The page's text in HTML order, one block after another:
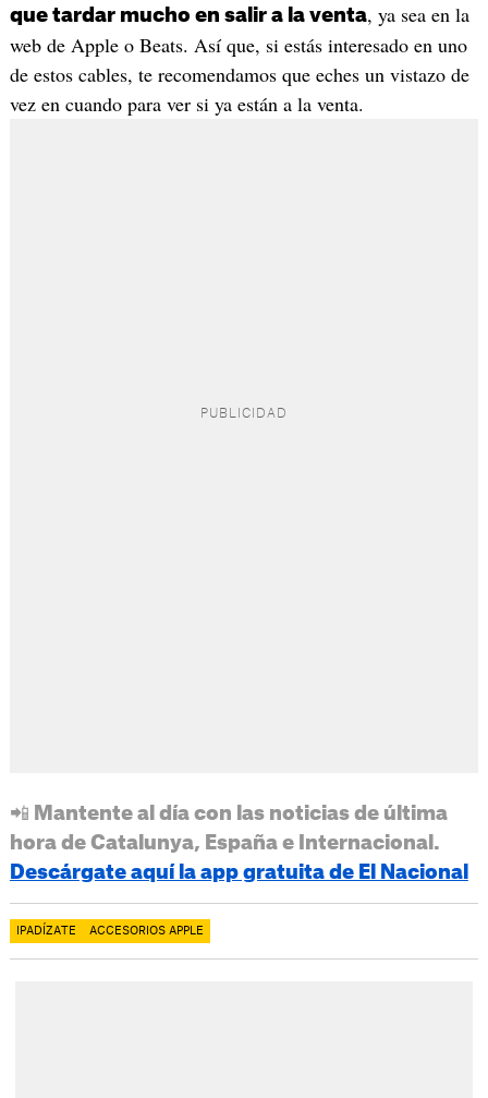
que tardar mucho en salir a la venta, ya sea en la
web de Apple o Beats. Así que, si estás interesado en uno
de estos cables, te recomendamos que eches un vistazo de
vez en cuando para ver si ya están a la venta.
📲 Mantente al día con las noticias de última
hora de Catalunya, España e Internacional.
Descárgate aquí la app gratuita de El Nacional
IPADÍZATE ACCESORIOS APPLE